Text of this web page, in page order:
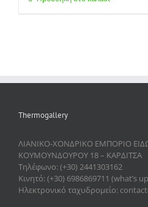
Thermogallery
ΛΙΑΝΙΚΟ-ΧΟΝΔΡΙΚΟ ΕΜΠΟΡΙΟ
ΚΟΥΜΟΥΝΔΟΥΡΟΥ 18 – ΚΑΡΔΙΤΣΑ
Τηλέφωνο: (+30) 2441303162
Κινητό: (+30) 6986869711 (what’s
Ηλεκτρονικό ταχυδρομείο: